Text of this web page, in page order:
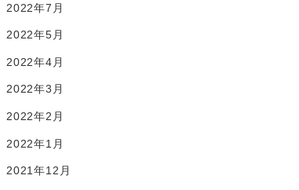
2022年7月
2022年5月
2022年4月
2022年3月
2022年2月
2022年1月
2021年12月